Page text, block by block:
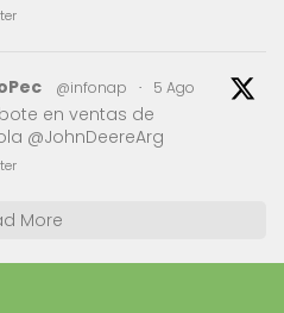
@infonap · 5 Ago
en ventas de
@JohnDeereArg
More